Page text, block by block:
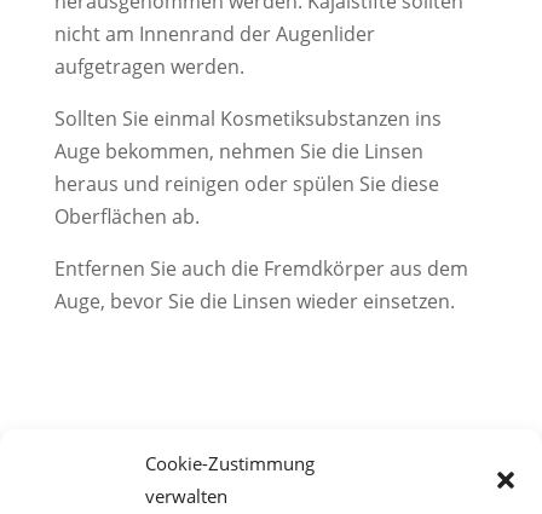
Cookie-Zustimmung
verwalten
nicht am Innenrand der Augenlider
aufgetragen werden.
Sollten Sie einmal Kosmetiksubstanzen ins
Auge bekommen, nehmen Sie die Linsen
heraus und reinigen oder spülen Sie diese
Oberflächen ab.
Entfernen Sie auch die Fremdkörper aus dem
Auge, bevor Sie die Linsen wieder einsetzen.